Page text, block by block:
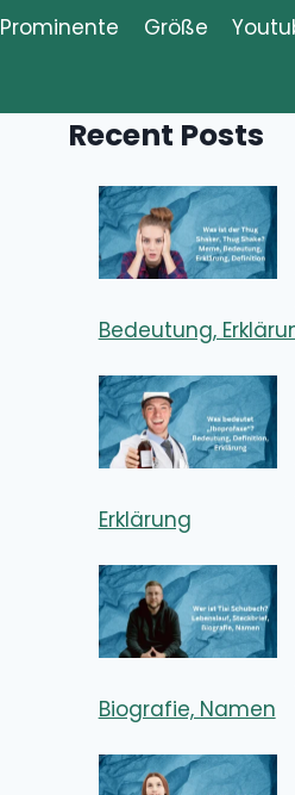
Prominente Größe
Recent Posts
Bedeutung,
Erklärung
Biografie, Namen